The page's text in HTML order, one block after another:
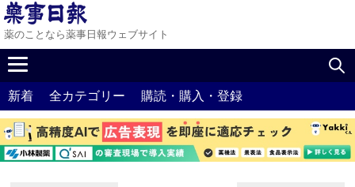
薬のことなら薬事日報ウェブサイト
新着 全カテゴリー 購読・購入・登録